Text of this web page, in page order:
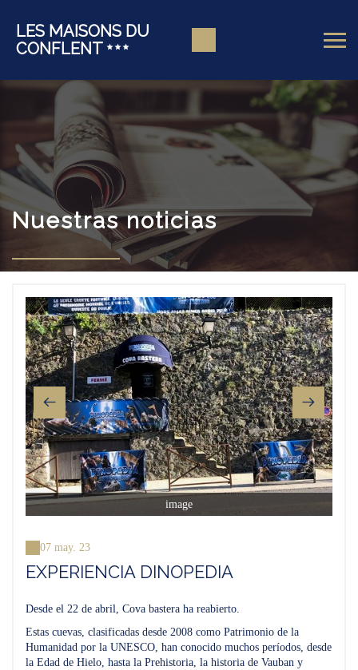
LES MAISONS DU
CONFLENT
Nuestras noticias
image
07 may. 23
EXPERIENCIA DINOPEDIA
Desde el 22 de abril, Cova bastera ha reabierto.
Estas cuevas, clasificadas desde 2008 como Patrimonio de la
Humanidad por la UNESCO, han conocido muchos períodos, desde
la Edad de Hielo, hasta la Prehistoria, la historia de Vauban y